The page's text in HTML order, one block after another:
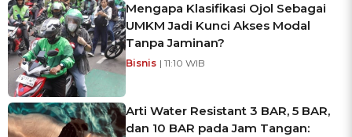
Mengapa Klasifikasi Ojol Sebagai
UMKM Jadi Kunci Akses Modal
Tanpa Jaminan?
Bisnis | 11:10 WIB
Arti Water Resistant 3 BAR, 5 BAR,
dan 10 BAR pada Jam Tangan: